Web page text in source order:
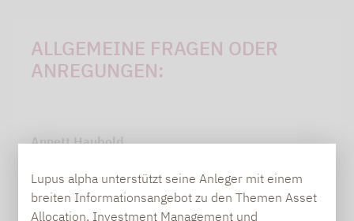
Lupus alpha unterstützt seine Anleger mit einem
breiten Informationsangebot zu den Themen Asset
Allocation, Investment Management und
ALLGEMEINE FRAGEN ODER
ANREGUNGEN:
Annett Haubold
annett.haubold@lupusalpha.de